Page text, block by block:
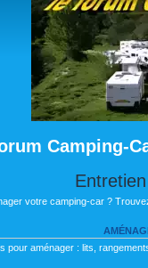
Camping-
votre camping-car ?
pour aménager : lits,